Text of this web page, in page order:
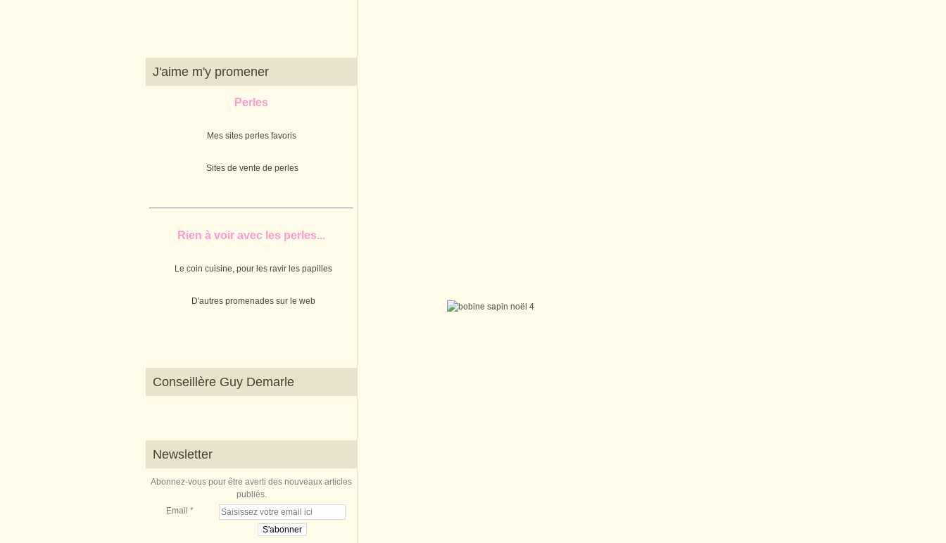
J'aime m'y promener
Perles
Mes sites perles favoris
Sites de vente de perles
Rien à voir avec les perles...
Le coin cuisine, pour les ravir les papilles
D'autres promenades sur le web
Conseillère Guy Demarle
Newsletter
Abonnez-vous pour être averti des nouveaux articles
publiés.
Email